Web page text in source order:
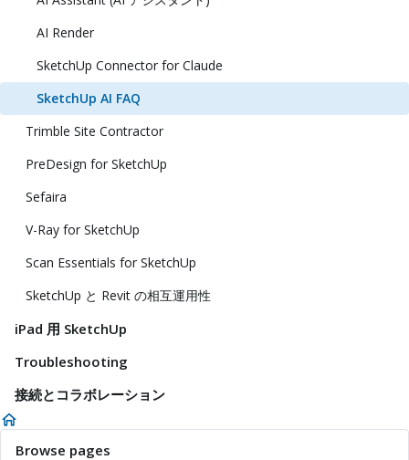
AI Render
SketchUp Connector for Claude
SketchUp AI FAQ
Trimble Site Contractor
PreDesign for SketchUp
Sefaira
V-Ray for SketchUp
Scan Essentials for SketchUp
SketchUp と Revit の相互運用性
iPad 用 SketchUp
Troubleshooting
接続とコラボレーション
Browse pages